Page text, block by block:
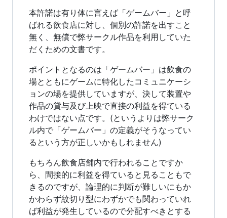
本許諾は有り体に言えば「ゲームバー」と呼
ばれる飲食店に対し、個別の許諾を出すこと
無く、無償で弊サークル作品を利用していた
だくための文書です。
ポイントとなるのは「ゲームバー」は飲食の
場とともにゲームに特化したコミュニケーシ
ョンの場を提供していますが、決して装置や
作品の貸与及び上映で直接の利益を得ている
わけではない点です。(というよりは弊サーク
ル内で「ゲームバー」の定義がそうなってい
るという方が正しいかもしれません)
もちろん飲食店舗内で行われることですか
ら、間接的に利益を得ていると見ることもで
きるのですが、論理的に判断が難しいにもか
かわらず紋切り型にわずかでも関わっていれ
ば利益が発生しているので分配すべきとする